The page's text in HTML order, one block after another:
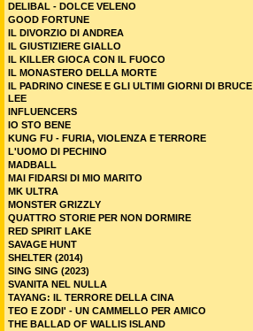
DELIBAL - DOLCE VELENO
GOOD FORTUNE
IL DIVORZIO DI ANDREA
IL GIUSTIZIERE GIALLO
IL KILLER GIOCA CON IL FUOCO
IL MONASTERO DELLA MORTE
IL PADRINO CINESE E GLI ULTIMI GIORNI DI BRUCE
LEE
INFLUENCERS
IO STO BENE
KUNG FU - FURIA, VIOLENZA E TERRORE
L'UOMO DI PECHINO
MADBALL
MAI FIDARSI DI MIO MARITO
MK ULTRA
MONSTER GRIZZLY
QUATTRO STORIE PER NON DORMIRE
RED SPIRIT LAKE
SAVAGE HUNT
SHELTER (2014)
SING SING (2023)
SVANITA NEL NULLA
TAYANG: IL TERRORE DELLA CINA
TEO E ZODI' - UN CAMMELLO PER AMICO
THE BALLAD OF WALLIS ISLAND